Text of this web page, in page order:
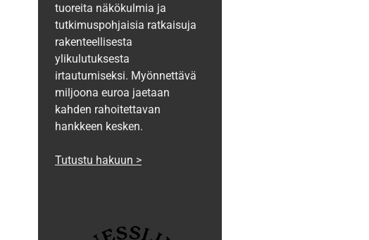
tuoreita näkökulmia ja
tutkimuspohjaisia ratkaisuja
rakenteellisesta
ylikulutuksesta
irtautumiseksi. Myönnettävä
miljoona euroa jaetaan
kahden rahoitettavan
hankkeen kesken.
Tutustu hakuun >